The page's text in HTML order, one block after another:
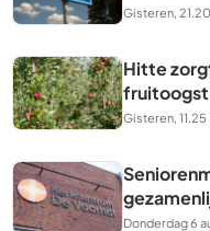
Gisteren, 21.20
Hitte
fruitoogst
Gisteren, 11.25
Donderdag 6